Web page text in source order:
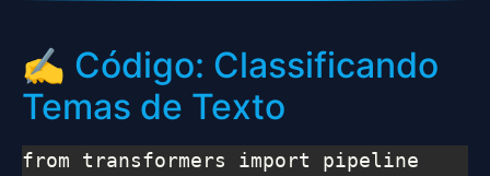
✍️ Código: Classificando
Temas de Texto
from transformers import pipeline